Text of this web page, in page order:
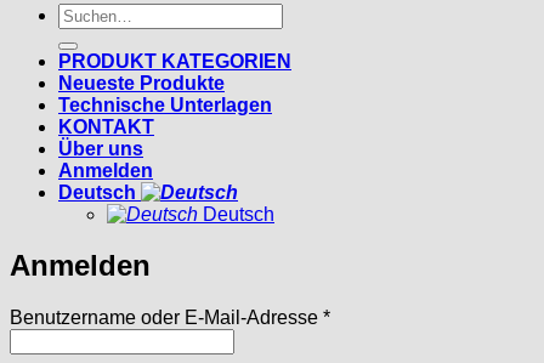
Suchen
nach:
PRODUKT KATEGORIEN
Neueste Produkte
Technische Unterlagen
KONTAKT
Über uns
Anmelden
Deutsch
Deutsch
Anmelden
Benutzername oder E-Mail-Adresse *Erforderlich